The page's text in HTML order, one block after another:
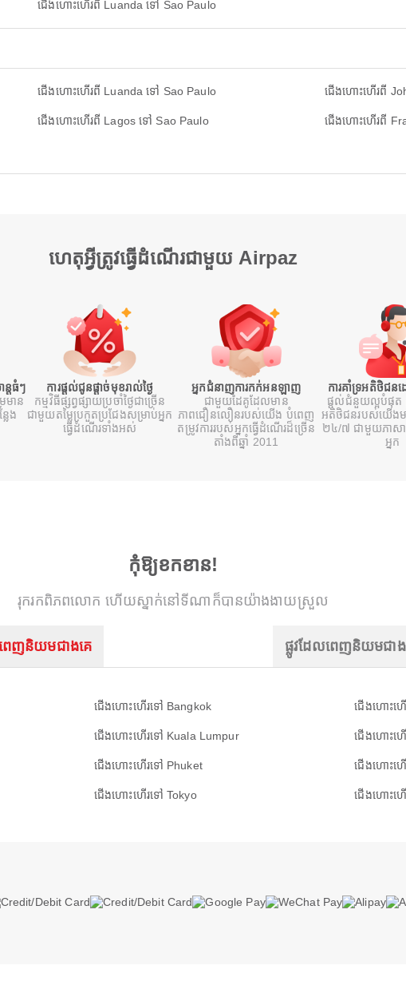
ជើងហោះហើរពី Luanda ទៅ Sao Paulo
ជើងហោះហើរពី Luanda ទៅ Sao Paulo ជើងហោះហើរពី
ជើងហោះហើរពី Lagos ទៅ Sao Paulo ជើងហោះហើរពី
ហេតុអ្វីត្រូវធ្វើដំណើរជាមួយ Airpaz
តធំៗ
មាន
ែង
ការផ្តល់ជូនផ្តាច់មុខរាល់ថ្ងៃ
កម្មវិធីផ្សព្វផ្សាយប្រចាំថ្ងៃជាច្រើន
ជាមួយតម្លៃប្រកួតប្រជែងសម្រាប់អ្នក
ធ្វើដំណើរទាំងអស់
អ្នកជំនាញការកក់អនឡាញ
ជាមួយដៃគូដែលមាន
ភាពជឿនលឿនរបស់យើង បំពេញ
តម្រូវការរបស់អ្នកធ្វើដំណើរដ៏ច្រើន
តាំងពីឆ្នាំ 2011
ការគាំទ្រអតិថិជន
ផ្តល់ជំនួយល្អបំផុត ក្
អតិថិជនរបស់យើងម
២៤/៧ ជាមួយភាសា
អ្នក
កុំឱ្យខកខាន!
រុករកពិភពលោក ហើយស្នាក់នៅទីណាក៏បានយ៉ាងងាយស្រួល
េញនិយមជាងគេ ផ្លូវដែលពេញនិយមជាង
ជើងហោះហើរទៅ Bangkok ជើងហោះហ
ជើងហោះហើរទៅ Kuala Lumpur ជើងហោះហ
ជើងហោះហើរទៅ Phuket ជើងហោះហ
ជើងហោះហើរទៅ Tokyo ជើងហោះហ